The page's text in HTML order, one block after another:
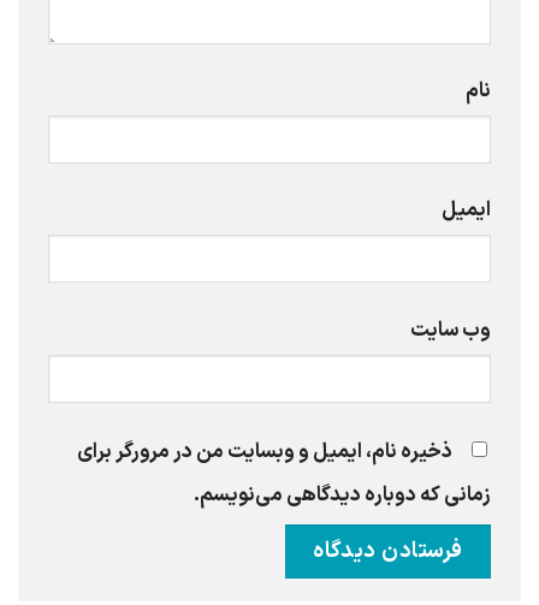
نام
ایمیل
وب‌ سایت
ذخیره نام، ایمیل و وبسایت من در مرورگر برای
زمانی که دوباره دیدگاهی می‌نویسم.